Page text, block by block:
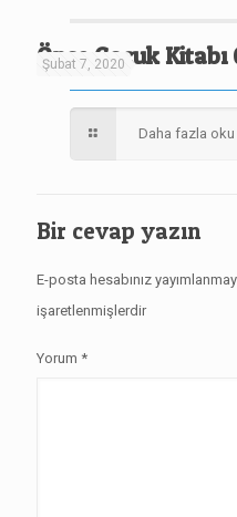
Şubat 7, 2020
Önce Çocuk Kitabı
Daha fazla oku
Bir cevap yazın
E-posta hesabınız
işaretlenmişlerdir
Yorum *